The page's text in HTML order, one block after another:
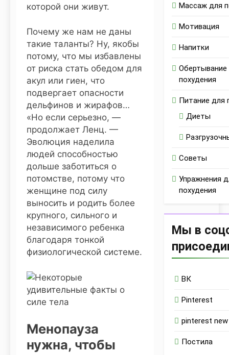
которой они живут.
Почему же нам не даны
такие таланты? Ну, якобы
потому, что мы избавлены
от риска стать обедом для
акул или гиен, что
подвергает опасности
дельфинов и жирафов…
«Но если серьезно, —
продолжает Ленц. —
Эволюция наделила
людей способностью
дольше заботиться о
потомстве, потому что
женщине под силу
выносить и родить более
крупного, сильного и
независимого ребенка
благодаря тонкой
физиологической системе.
Менопауза
нужна, чтобы
Массаж для
Мотивация
Напитки
Обертывание
похудения
Питание для
Диеты
Советы
Упражнения
похудения
Мы в
ВК
Pinterest
pinterest new
Постила